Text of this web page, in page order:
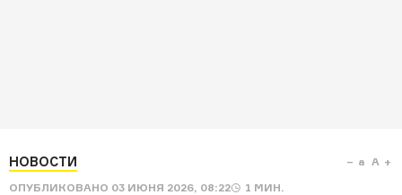
НОВОСТИ
ОПУБЛИКОВАНО 03 ИЮНЯ 2026, 08:22 1 МИН.
a A